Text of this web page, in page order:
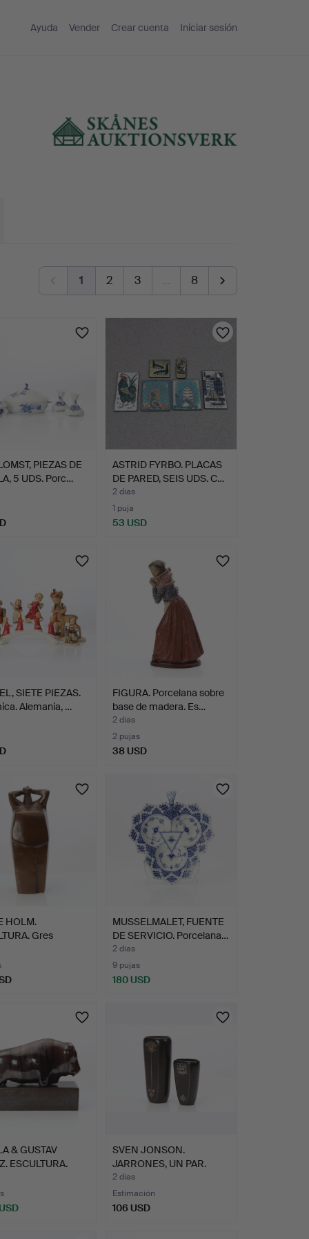
Ayuda Vender Crear cuenta Iniciar sesión
1 2 3 … 8
PIEZAS DE
5 UDS. Porc…
ASTRID FYRBO. PLACAS
DE PARED, SEIS UDS. C…
2 días
1 puja
53 USD
SIETE PIEZAS.
Alemania, …
FIGURA. Porcelana sobre
base de madera. Es…
2 días
2 pujas
38 USD
HOLM.
Gres
Moisés…
MUSSELMALET, FUENTE
DE SERVICIO. Porcelana…
2 días
9 pujas
180 USD
& GUSTAV
ESCULTURA.
…
SVEN JONSON.
JARRONES, UN PAR.
Cerámica co…
2 días
Estimación
106 USD